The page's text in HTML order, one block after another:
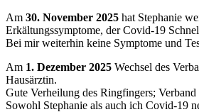
Am 30. November 2025 hat Stephanie
Erkältungssymptome, der Covid-19
Bei mir weiterhin keine Symptome und
Am 1. Dezember 2025 Wechsel des
Hausärztin.
Gute Verheilung des Ringfingers; Verband
Sowohl Stephanie als auch ich Covid-19